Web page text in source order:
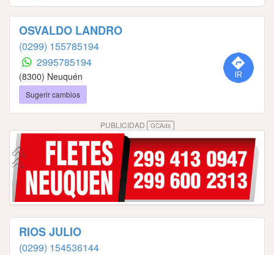
OSVALDO LANDRO
(0299) 155785194
2995785194
(8300) Neuquén
Sugerir cambios
PUBLICIDAD GCAds
RIOS JULIO
(0299) 154536144